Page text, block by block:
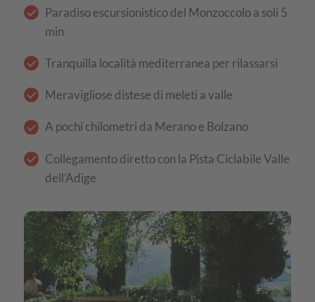
Paradiso escursionistico del Monzoccolo a soli 5
min
Tranquilla località mediterranea per rilassarsi
Meravigliose distese di meleti a valle
A pochi chilometri da Merano e Bolzano
Collegamento diretto con la Pista Ciclabile Valle
dell’Adige